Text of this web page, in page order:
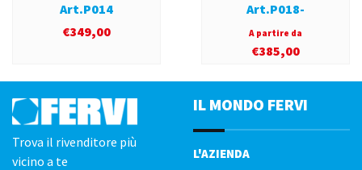
Art.P014
€349,00
Art.P018-
A partire da
€385,00
Trova il rivenditore più
vicino a te
IL MONDO FERVI
L'AZIENDA